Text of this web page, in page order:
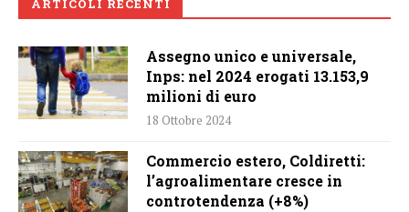
ARTICOLI RECENTI
Assegno unico e universale,
Inps: nel 2024 erogati 13.153,9
milioni di euro
18 Ottobre 2024
Commercio estero, Coldiretti:
l’agroalimentare cresce in
controtendenza (+8%)